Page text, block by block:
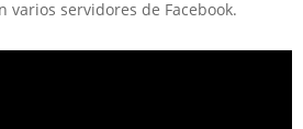
varios servidores de Facebook.